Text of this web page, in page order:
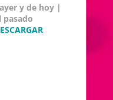
y de hoy |
pasado